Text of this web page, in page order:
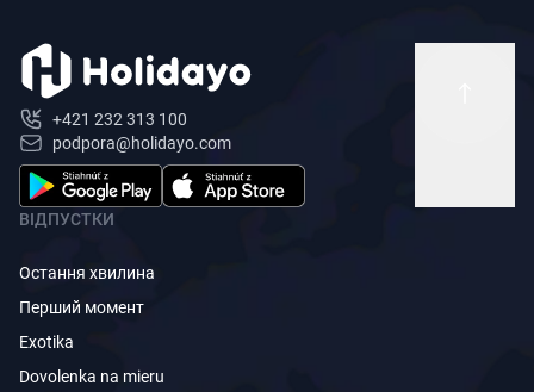
+421 232 313 100
podpora@holidayo.com
ВІДПУСТКИ
Остання хвилина
Перший момент
Exotika
Dovolenka na mieru